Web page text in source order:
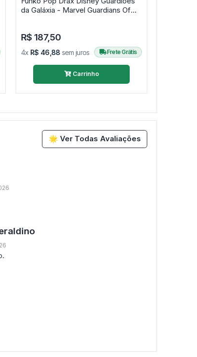
da Galáxia - Marvel Guardians Of
R$ 187,50
4x R$ 46,88 sem juros Frete Grátis
Carrinho
🌟 Ver Todas Avaliações